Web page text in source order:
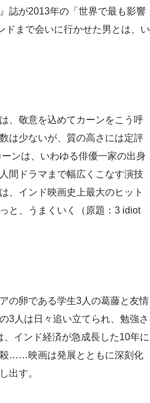
誌が2013年の「世界で最も影響
ドまで会いに行かせた男とは、い
、敬意を込めてカーンをこう呼
は少ないが、質の高さには定評
ンは、いわゆる俳優一家の出身
間ドラマまで幅広くこなす演技
、インド映画史上最大のヒット
と、うまくいく（原題：3 idiot
の卵である学生3人の葛藤と友情
3人は日々追い立てられ、勉強さ
インド経済が急成長した10年に
……映画は発展とともに深刻化
出す。